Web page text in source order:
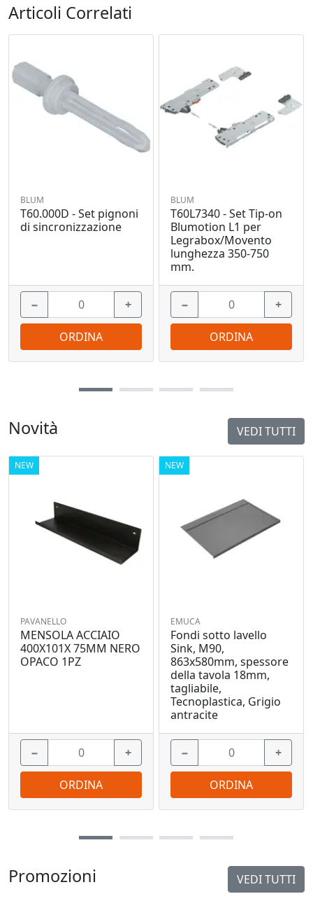
Promozioni VEDI TUTTI
Novità VEDI TUTTI
NEW
PAVANELLO
MENSOLA ACCIAIO
400X101X 75MM NERO
OPACO 1PZ
− +
ORDINA
NEW
EMUCA
Fondi sotto lavello
Sink, M90,
863x580mm, spessore
della tavola 18mm,
tagliabile,
Tecnoplastica, Grigio
antracite
− +
ORDINA
Articoli Correlati
BLUM
T60.000D - Set pignoni
di sincronizzazione
− +
ORDINA
BLUM
T60L7340 - Set Tip-on
Blumotion L1 per
Legrabox/Movento
lunghezza 350-750
mm.
− +
ORDINA